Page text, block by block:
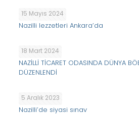
15 Mayıs 2024
Nazilli lezzetleri Ankara’da
18 Mart 2024
NAZİLLİ TİCARET ODASINDA DÜNYA
DÜZENLENDİ
5 Aralık 2023
Nazilli’de siyasi sınav